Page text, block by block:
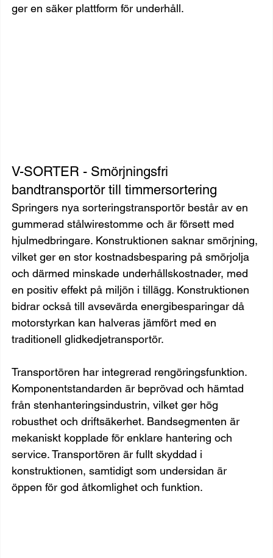
ger en säker plattform för underhåll.
V-SORTER - Smörjningsfri
bandtransportör till timmersortering
Springers nya sorteringstransportör består av en
gummerad stålwirestomme och är försett med
hjulmedbringare. Konstruktionen saknar smörjning,
vilket ger en stor kostnadsbesparing på smörjolja
och därmed minskade underhållskostnader, med
en positiv effekt på miljön i tillägg. Konstruktionen
bidrar också till avsevärda energibesparingar då
motorstyrkan kan halveras jämfört med en
traditionell glidkedjetransportör.
Transportören har integrerad rengöringsfunktion.
Komponentstandarden är beprövad och hämtad
från stenhanteringsindustrin, vilket ger hög
robusthet och driftsäkerhet. Bandsegmenten är
mekaniskt kopplade för enklare hantering och
service. Transportören är fullt skyddad i
konstruktionen, samtidigt som undersidan är
öppen för god åtkomlighet och funktion.